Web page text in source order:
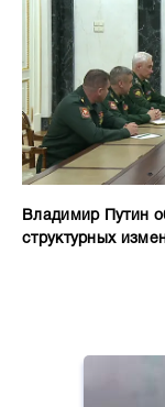
Владимир Путин
структурных